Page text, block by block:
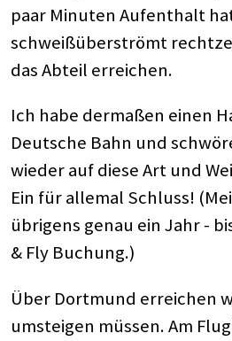
paar Minuten Aufenthalt
schweißüberströmt
das Abteil erreichen.
Ich habe dermaßen einen
Deutsche Bahn und
wieder auf diese Art und
Ein für allemal Schluss!
übrigens genau ein Jahr -
& Fly Buchung.)
Über Dortmund erreichen
umsteigen müssen. Am